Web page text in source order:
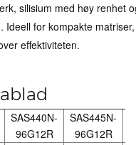
silisium med høy renhet
Ideell for kompakte
effektiviteten.
SAS440N-
96G12R
SAS445N-
96G12R